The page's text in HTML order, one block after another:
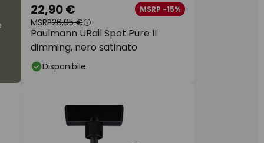
Paulmann URail Spot Pure II
dimming, nero satinato
22,90 € MSRP -15%
MSRP26,95 €
Disponibile